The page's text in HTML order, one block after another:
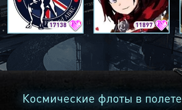
17138 11897
Космические флоты в полете